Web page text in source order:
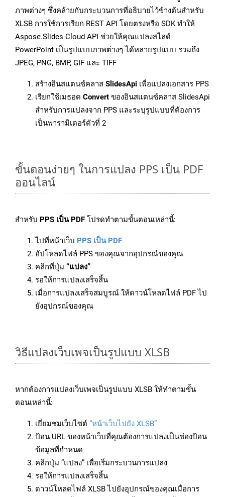
ภาพต่างๆ ซึ่งคล้ายกับกระบวนการที่อธิบายไว้ข้างต้นสำหรับ
XLSB การใช้การเรียก REST API โดยตรงหรือ SDK ทำให้
Aspose.Slides Cloud API ช่วยให้คุณแปลงสไลด์
PowerPoint เป็นรูปแบบภาพต่างๆ ได้หลายรูปแบบ รวมถึง
JPEG, PNG, BMP, GIF และ TIFF
สร้างอินสแตนซ์คลาส SlidesApi เพื่อแปลงเอกสาร PPS
เรียกใช้เมธอด Convert ของอินสแตนซ์คลาส SlidesApi
สำหรับการแปลงจาก PPS และระบุรูปแบบที่ต้องการ
เป็นพารามิเตอร์ตัวที่ 2
ขั้นตอนง่ายๆ ในการแปลง PPS เป็น PDF
ออนไลน์
สำหรับ PPS เป็น PDF โปรดทำตามขั้นตอนเหล่านี้:
ไปที่หน้าเว็บ PPS เป็น PDF
อัปโหลดไฟล์ PPS ของคุณจากอุปกรณ์ของคุณ
คลิกที่ปุ่ม “แปลง”
รอให้การแปลงเสร็จสิ้น
เมื่อการแปลงเสร็จสมบูรณ์ ให้ดาวน์โหลดไฟล์ PDF ไป
ยังอุปกรณ์ของคุณ
วิธีแปลงเว็บเพจเป็นรูปแบบ XLSB
หากต้องการแปลงเว็บเพจเป็นรูปแบบ XLSB ให้ทำตามขั้น
ตอนเหล่านี้:
เยี่ยมชมเว็บไซต์ “หน้าเว็บไปยัง XLSB”
ป้อน URL ของหน้าเว็บที่คุณต้องการแปลงเป็นช่องป้อน
ข้อมูลที่กำหนด
คลิกปุ่ม “แปลง” เพื่อเริ่มกระบวนการแปลง
รอให้การแปลงเสร็จสิ้น
ดาวน์โหลดไฟล์ XLSB ไปยังอุปกรณ์ของคุณเมื่อการ